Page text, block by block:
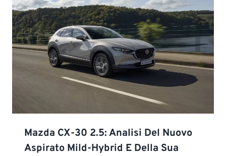
Mazda CX-30 2.5: Analisi Del Nuovo
Aspirato Mild-Hybrid E Della Sua